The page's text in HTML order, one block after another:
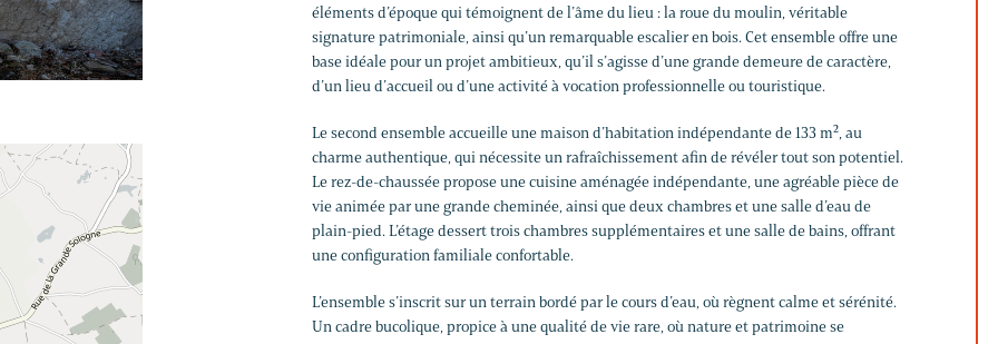
éléments d’époque qui témoignent de l’âme du lieu : la roue du moulin, véritable
signature patrimoniale, ainsi qu’un remarquable escalier en bois. Cet ensemble offre une
base idéale pour un projet ambitieux, qu’il s’agisse d’une grande demeure de caractère,
d’un lieu d’accueil ou d’une activité à vocation professionnelle ou touristique.
Le second ensemble accueille une maison d’habitation indépendante de 133 m², au
charme authentique, qui nécessite un rafraîchissement afin de révéler tout son potentiel.
Le rez-de-chaussée propose une cuisine aménagée indépendante, une agréable pièce de
vie animée par une grande cheminée, ainsi que deux chambres et une salle d’eau de
plain-pied. L’étage dessert trois chambres supplémentaires et une salle de bains, offrant
une configuration familiale confortable.
L’ensemble s’inscrit sur un terrain bordé par le cours d’eau, où règnent calme et sérénité.
Un cadre bucolique, propice à une qualité de vie rare, où nature et patrimoine se